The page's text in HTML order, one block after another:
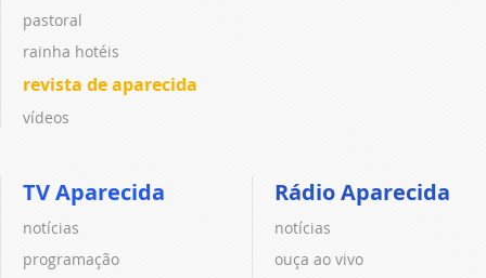
pastoral
rainha hotéis
revista de aparecida
vídeos
TV Aparecida
notícias
programação
Rádio Aparecida
notícias
ouça ao vivo